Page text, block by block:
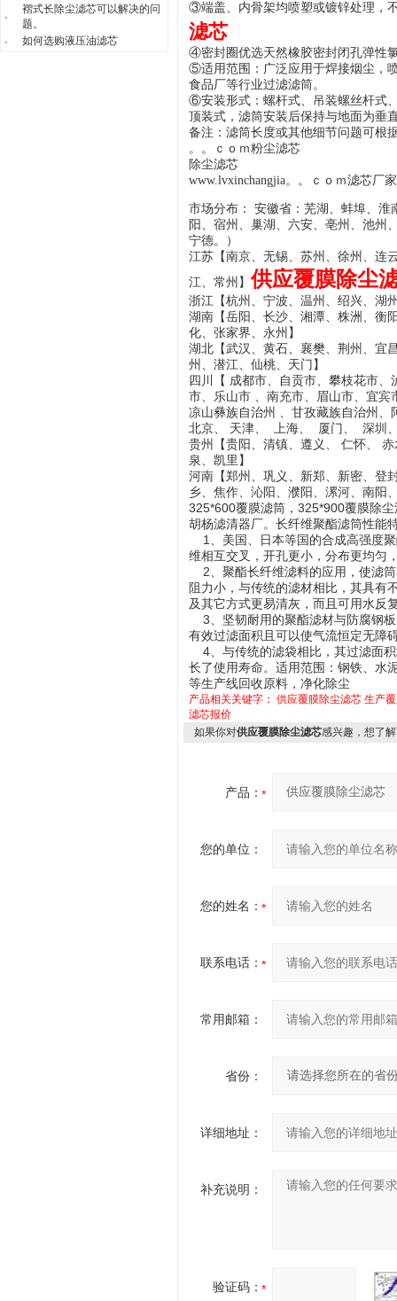
·
褶式长除尘滤芯可以解决的问
题。
·
如何选购液压油滤芯
③端盖、内骨架均喷塑或镀锌处理，
滤芯
④密封圈优选天然橡胶密封闭孔弹性
⑤适用范围：广泛应用于焊接烟尘，
食品厂等行业过滤滤筒。
⑥安装形式：螺杆式、吊装螺丝杆式
顶装式，滤筒安装后保持与地面为垂
备注：滤筒长度或其他细节问题可根
。。ｃｏｍ粉尘滤芯
除尘滤芯
www.lvxinchangjia。。ｃｏｍ滤芯厂家
市场分布： 安徽省：芜湖、蚌埠、
阳、宿州、巢湖、六安、亳州、池州
宁德。）
江苏【南京、无锡、苏州、徐州、连
江、常州】供应覆膜除尘
浙江【杭州、宁波、温州、绍兴、湖
湖南【岳阳、长沙、湘潭、株洲、衡
化、张家界、永州】
湖北【武汉、黄石、襄樊、荆州、宜
州、潜江、仙桃、天门】
四川【 成都市、自贡市、 攀枝花市、
市、乐山市 、南充市、眉山市、宜宾
凉山彝族自治州 、 甘孜藏族自治州 、
北京、 天津、 上海、 厦门、 深圳
贵州【贵阳、清镇、遵义、 仁怀、
泉、凯里】
河南【郑州、巩义、新郑、新密、登
乡、焦作、沁阳、濮阳、漯河、南阳
325*600覆膜滤筒，325*900覆膜除
胡杨滤清器厂。长纤维聚酯滤筒性能
1、美国、日本等国的合成高强度
维相互交叉，开孔更小，分布更均匀
2、聚酯长纤维滤料的应用，使滤
阻力小，与传统的滤材相比，其具有
及其它方式更易清灰，而且可用水反
3、坚韧耐用的聚酯滤材与防腐钢
有效过滤面积且可以使气流恒定无障
4、与传统的滤袋相比，其过滤面
长了使用寿命。适用范围：钢铁、水
等生产线回收原料，净化除尘
产品相关关键字： 供应覆膜除尘滤芯 生产
滤芯报价
如果你对供应覆膜除尘滤芯感兴趣，想了
产品：
您的单位：
您的姓名：
联系电话：
常用邮箱：
省份：
详细地址：
补充说明：
验证码：